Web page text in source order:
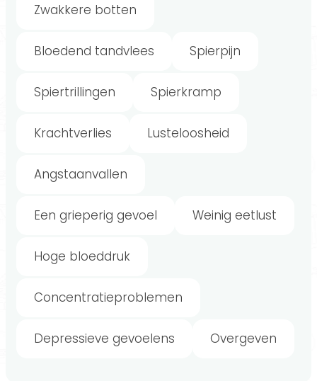
Zwakkere botten
Bloedend tandvlees Spierpijn
Spiertrillingen Spierkramp
Krachtverlies Lusteloosheid
Angstaanvallen
Een grieperig gevoel Weinig eetlust
Hoge bloeddruk
Concentratieproblemen
Depressieve gevoelens Overgeven